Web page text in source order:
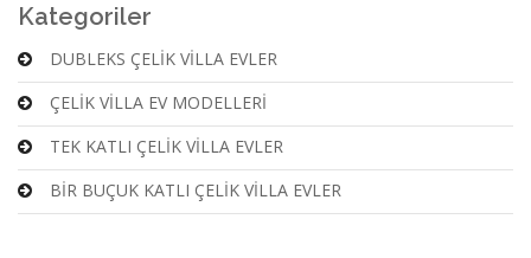
Kategoriler
DUBLEKS ÇELİK VİLLA EVLER
ÇELİK VİLLA EV MODELLERİ
TEK KATLI ÇELİK VİLLA EVLER
BİR BUÇUK KATLI ÇELİK VİLLA EVLER